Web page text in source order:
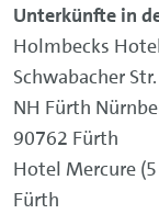
Unterkünfte in
Holmbecks
Schwabacher
NH Fürth
90762 Fürth
Hotel Mercure
Fürth